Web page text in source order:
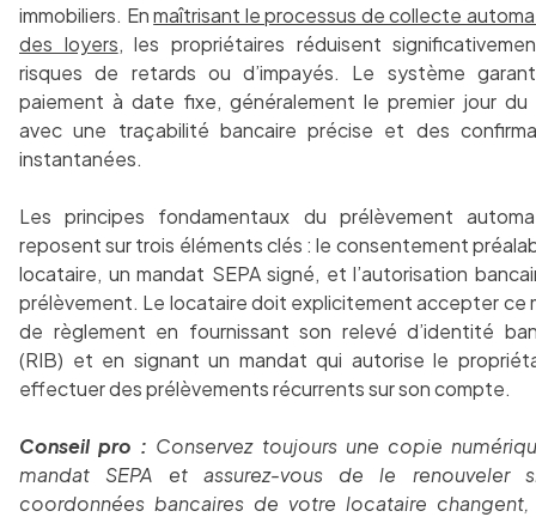
immobiliers. Enmaîtrisant le processus de collecte
des loyers, les propriétaires réduisent
risques de retards ou d’impayés. Le système
paiement à date fixe, généralement le premier jour du
avec une traçabilité bancaire précise et des
instantanées.
Les principes fondamentaux du prélèvement
reposent sur trois éléments clés : le consentement
locataire, un mandat SEPA signé, et l’autorisation
prélèvement. Le locataire doit explicitement accepter ce
de règlement en fournissant son relevé d’identité
(RIB) et en signant un mandat qui autorise le
effectuer des prélèvements récurrents sur son compte.
Conseil pro : Conservez toujours une copie
mandat SEPA et assurez-vous de le renouveler
coordonnées bancaires de votre locataire changent,